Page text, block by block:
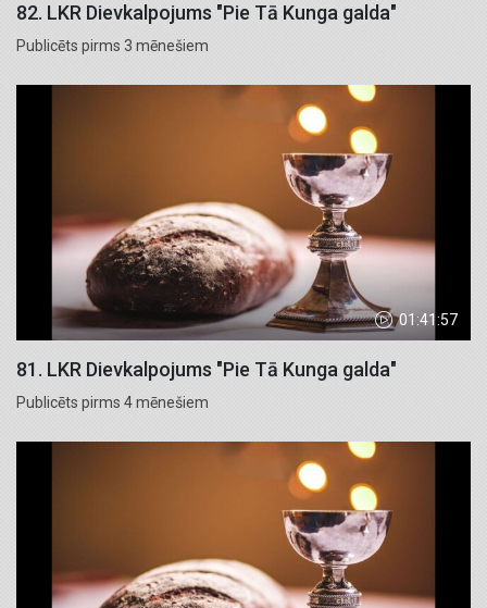
82. LKR Dievkalpojums "Pie Tā Kunga galda"
Publicēts pirms 3 mēnešiem
01:41:57
81. LKR Dievkalpojums "Pie Tā Kunga galda"
Publicēts pirms 4 mēnešiem